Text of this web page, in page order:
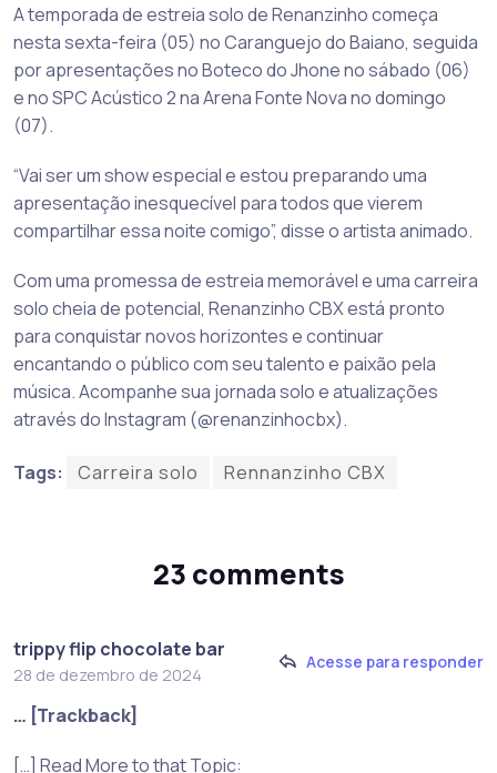
A temporada de estreia solo de Renanzinho começa
nesta sexta-feira (05) no Caranguejo do Baiano, seguida
por apresentações no Boteco do Jhone no sábado (06)
e no SPC Acústico 2 na Arena Fonte Nova no domingo
(07).
“Vai ser um show especial e estou preparando uma
apresentação inesquecível para todos que vierem
compartilhar essa noite comigo”, disse o artista animado.
Com uma promessa de estreia memorável e uma carreira
solo cheia de potencial, Renanzinho CBX está pronto
para conquistar novos horizontes e continuar
encantando o público com seu talento e paixão pela
música. Acompanhe sua jornada solo e atualizações
através do Instagram (@renanzinhocbx).
Tags: Carreira solo Rennanzinho CBX
23 comments
trippy flip chocolate bar
28 de dezembro de 2024
Acesse para responder
… [Trackback]
[…] Read More to that Topic: